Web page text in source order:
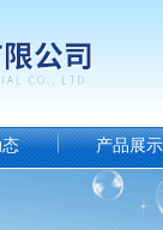
产品展示